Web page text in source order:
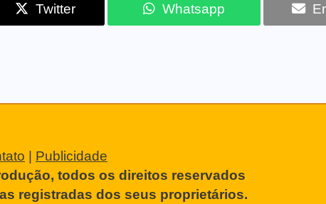
Twitter Whatsapp
Publicidade
todos os direitos reservados
registradas dos seus proprietários.